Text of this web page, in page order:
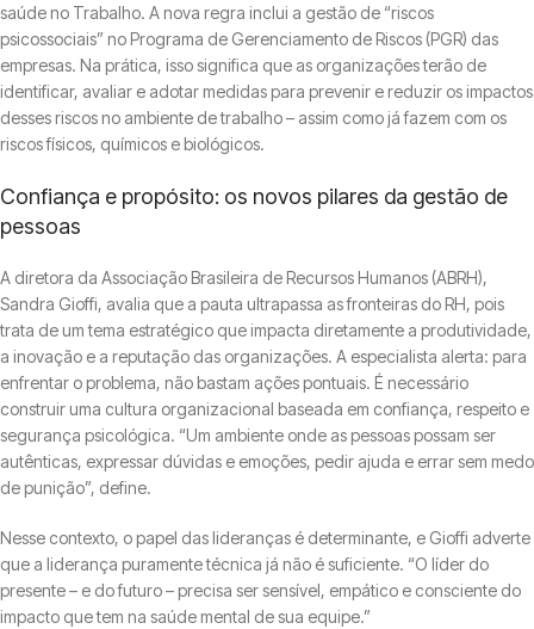
saúde no Trabalho. A nova regra inclui a gestão de “riscos
psicossociais” no Programa de Gerenciamento de Riscos (PGR) das
empresas. Na prática, isso significa que as organizações terão de
identificar, avaliar e adotar medidas para prevenir e reduzir os impactos
desses riscos no ambiente de trabalho – assim como já fazem com os
riscos físicos, químicos e biológicos.
Confiança e propósito: os novos pilares da gestão de
pessoas
A diretora da Associação Brasileira de Recursos Humanos (ABRH),
Sandra Gioffi, avalia que a pauta ultrapassa as fronteiras do RH, pois
trata de um tema estratégico que impacta diretamente a produtividade,
a inovação e a reputação das organizações. A especialista alerta: para
enfrentar o problema, não bastam ações pontuais. É necessário
construir uma cultura organizacional baseada em confiança, respeito e
segurança psicológica. “Um ambiente onde as pessoas possam ser
autênticas, expressar dúvidas e emoções, pedir ajuda e errar sem medo
de punição”, define.
Nesse contexto, o papel das lideranças é determinante, e Gioffi adverte
que a liderança puramente técnica já não é suficiente. “O líder do
presente – e do futuro – precisa ser sensível, empático e consciente do
impacto que tem na saúde mental de sua equipe.”